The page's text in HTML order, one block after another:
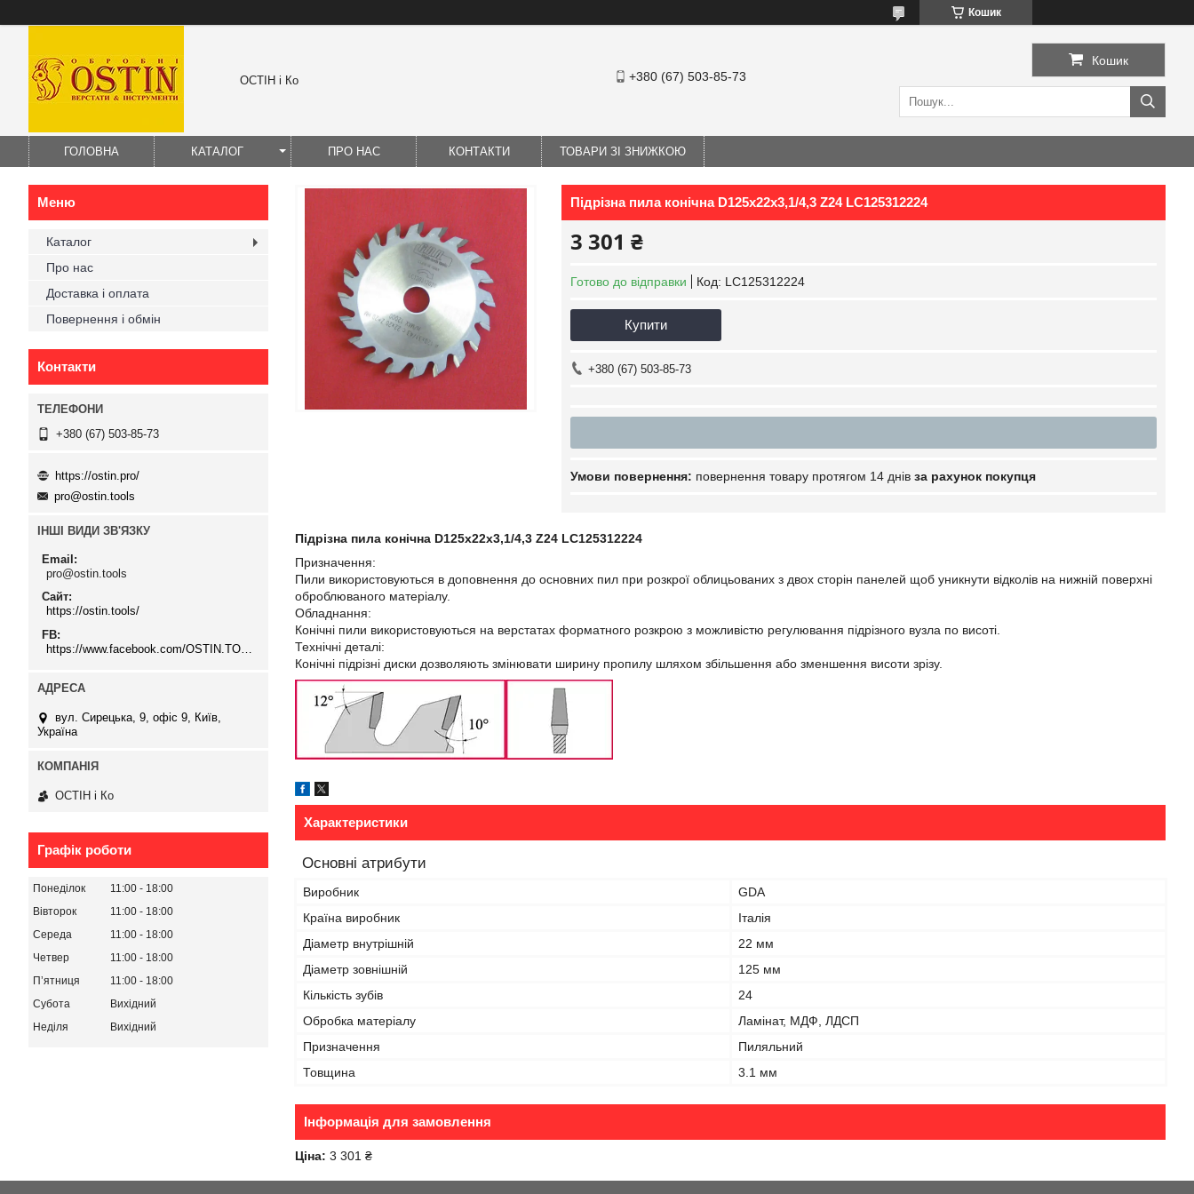
Кошик
ОСТІН і Ко +380 (67) 503-85-73
Кошик
ГОЛОВНА КАТАЛОГ ПРО НАС КОНТАКТИ ТОВАРИ ЗІ ЗНИЖКОЮ
Підрізна пила конічна D125x22x3,1/4,3 Z24 LC125312224
3 301 ₴
Готово до відправки Код: LC125312224
Купити
+380 (67) 503-85-73
повернення товару протягом 14 днів за рахунок покупця
Підрізна пила конічна D125x22x3,1/4,3 Z24 LC125312224
Призначення:
Пили використовуються в доповнення до основних пил при розкрої облицьованих з двох сторін панелей щоб уникнути відколів на нижній поверхні
оброблюваного матеріалу.
Обладнання:
Конічні пили використовуються на верстатах форматного розкрою з можливістю регулювання підрізного вузла по висоті.
Технічні деталі:
Конічні підрізні диски дозволяють змінювати ширину пропилу шляхом збільшення або зменшення висоти зрізу.
Характеристики
Основні атрибути
Виробник
GDA
Країна виробник
Італія
Діаметр внутрішній
22 мм
Діаметр зовнішній
125 мм
Кількість зубів
24
Обробка матеріалу
Ламінат, МДФ, ЛДСП
Призначення
Пиляльний
Товщина
3.1 мм
Інформація для замовлення
Ціна: 3 301 ₴
Каталог
Про нас
Доставка і оплата
Повернення і обмін
Контакти
+380 (67) 503-85-73
https://ostin.pro/
pro@ostin.tools
ІНШІ ВИДИ ЗВ'ЯЗКУ
Email
pro@ostin.tools
Сайт
https://ostin.tools/
FB
вул. Сирецька, 9, офіс 9, Київ,
Україна
ОСТІН і Ко
Графік роботи
Понеділок 11:00
18:00
Вівторок
11:00
18:00
Середа
11:00
18:00
Четвер
11:00
18:00
Пʼятниця
11:00
18:00
Субота
Вихідний
Неділя
Вихідний